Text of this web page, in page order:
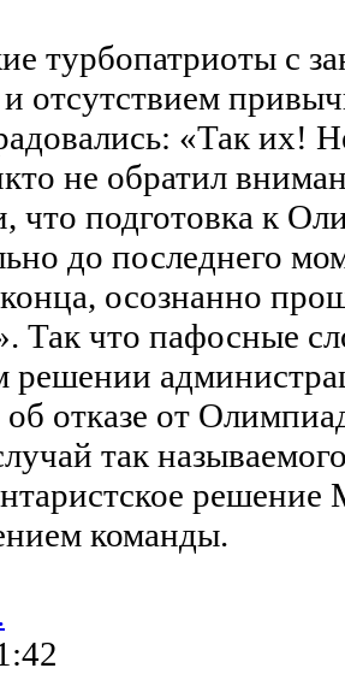
турбопатриоты с
отсутствием
«Так их!
не обратил
подготовка к
до последнего
осознанно
Так что пафосные
решении
отказе от
так
команды.